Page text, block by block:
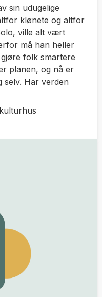
sin udugelige
klønete og altfor
ville alt vært
må han heller
folk smartere
planen, og nå er
selv. Har verden